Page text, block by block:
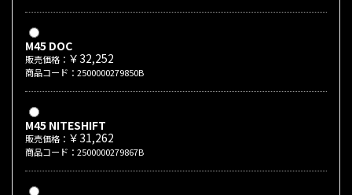
M45 DOC
販売価格： ￥32,252
商品コード：2500000279850B
M45 NITESHIFT
販売価格： ￥31,262
商品コード：2500000279867B